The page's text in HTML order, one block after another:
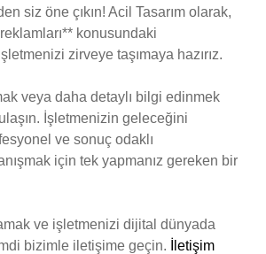
siz öne çıkın! Acil Tasarım olarak,
konusundaki
zirveye taşımaya hazırız.
veya daha detaylı bilgi edinmek
İşletmenizin geleceğini
ve sonuç odaklı
için tek yapmanız gereken bir
ve işletmenizi dijital dünyada
bizimle iletişime geçin.
İletişim